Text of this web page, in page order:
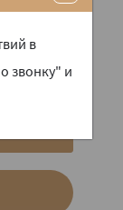
в
звонку" и